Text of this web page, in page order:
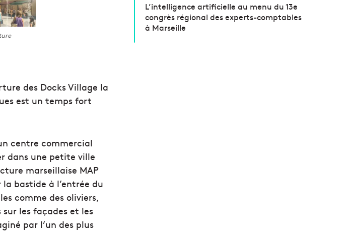
des Docks Village la
est un temps fort
centre commercial
dans une petite ville
marseillaise MAP
bastide à l’entrée du
comme des oliviers,
les façades et les
par l’un des plus
L’intelligence artificielle au menu du 13e
congrès régional des experts-comptables
à Marseille